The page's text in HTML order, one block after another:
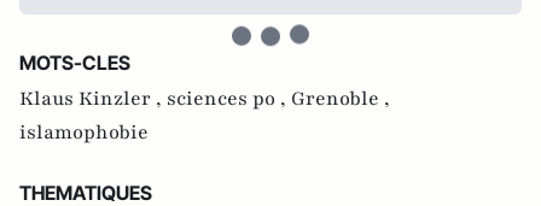
MOTS-CLES
Klaus Kinzler , sciences po , Grenoble ,
islamophobie
THEMATIQUES